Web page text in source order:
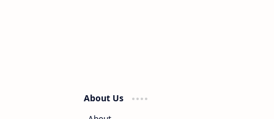
About Us